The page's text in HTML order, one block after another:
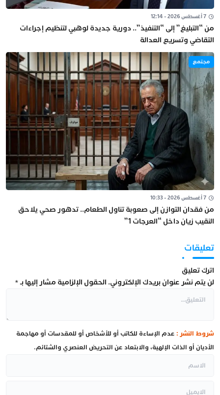
7 أغسطس 2026 - 12:14
من “التبليغ” إلى “التنفيذ”.. دورية جديدة لوهبي لتنظيم إجراءات
التقاضي وتسريع العدالة
مجتمع
7 أغسطس 2026 - 10:33
من فقدان التوازن إلى صعوبة تناول الطعام.. تدهور صحي يلاحق
النقيب زيان داخل “العرجات 1”
تعليقات
اترك تعليق
لن يتم نشر عنوان بريدك الإلكتروني. الحقول الإلزامية مشار إليها بـ*
شروط النشر : عدم الإساءة للكاتب أو للأشخاص أو للمقدسات أو مهاجمة
الأديان أو الذات الإلهية، والابتعاد عن التحريض العنصري والشتائم.